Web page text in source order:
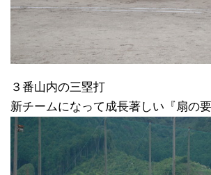
３番山内の三塁打
新チームになって成長著しい『扇の要